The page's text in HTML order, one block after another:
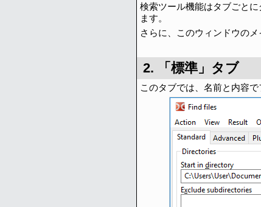
検索ツール機能はタブごとに
ます。
さらに、このウィンドウの
2. 「標準」タブ
このタブでは、名前と内容で